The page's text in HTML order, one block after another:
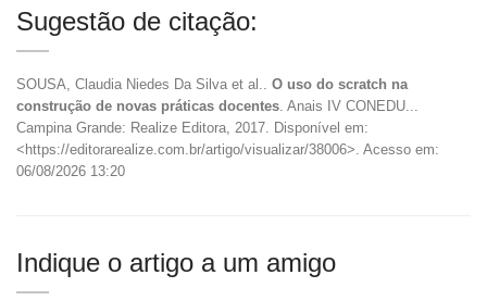
Sugestão de citação:
SOUSA, Claudia Niedes Da Silva et al.. O uso do scratch na
construção de novas práticas docentes . Anais IV CONEDU...
Campina Grande: Realize Editora, 2017. Disponível em:
<https://editorarealize.com.br/artigo/visualizar/38006>. Acesso em:
06/08/2026 13:20
Indique o artigo a um amigo